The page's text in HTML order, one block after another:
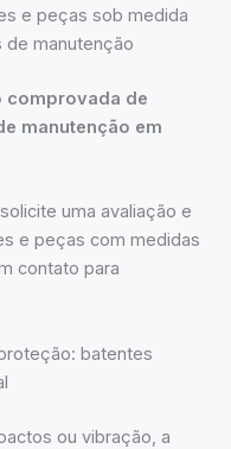
e peças sob medida
de manutenção
comprovada de
manutenção em
uma avaliação e
e peças com medidas
contato para
batentes
ou vibração, a